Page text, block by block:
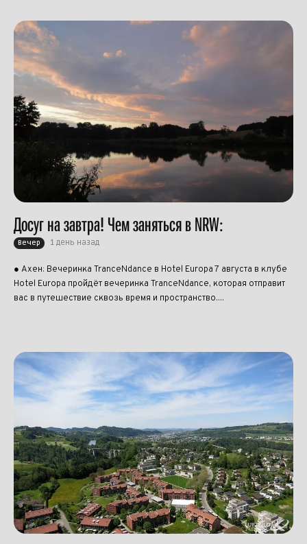
Досуг на завтра! Чем заняться в NRW:
Вечер 1 день назад
● Ахен: Вечеринка TranceNdance в Hotel Europa 7 августа в клубе
Hotel Europa пройдёт вечеринка TranceNdance, которая отправит
вас в путешествие сквозь время и пространство....